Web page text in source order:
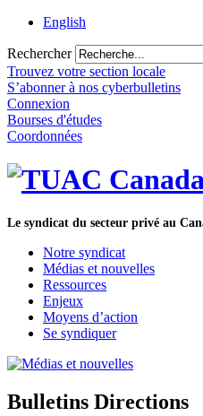
English
Rechercher
Trouvez votre section locale
S’abonner à nos cyberbulletins
Connexion
Bourses d'études
Coordonnées
Le syndicat du secteur privé au
Notre syndicat
Médias et nouvelles
Ressources
Enjeux
Moyens d’action
Se syndiquer
Bulletins Directions